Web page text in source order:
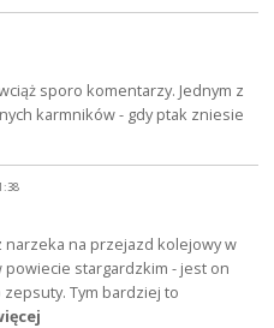
sporo komentarzy. Jednym z
karmników - gdy ptak zniesie
narzeka na przejazd kolejowy w
powiecie stargardzkim - jest on
Tym bardziej to